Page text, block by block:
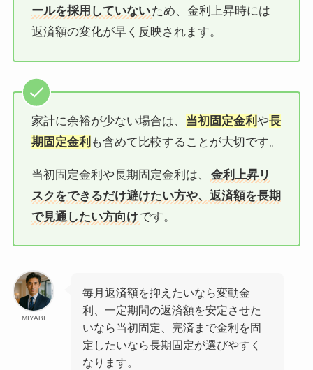
ールを採用していないため、金利上昇時には
返済額の変化が早く反映されます。
家計に余裕が少ない場合は、 当初固定金利や長
期固定金利 も含めて比較することが大切です。
当初固定金利や長期固定金利は、
金利上昇リ
スクをできるだけ避けたい方や、返済額を長期
で見通したい方向けです。
MIYABI
毎月返済額を抑えたいなら変動金
利、一定期間の返済額を安定させた
いなら当初固定、完済まで金利を固
定したいなら長期固定が選びやすく
なります。